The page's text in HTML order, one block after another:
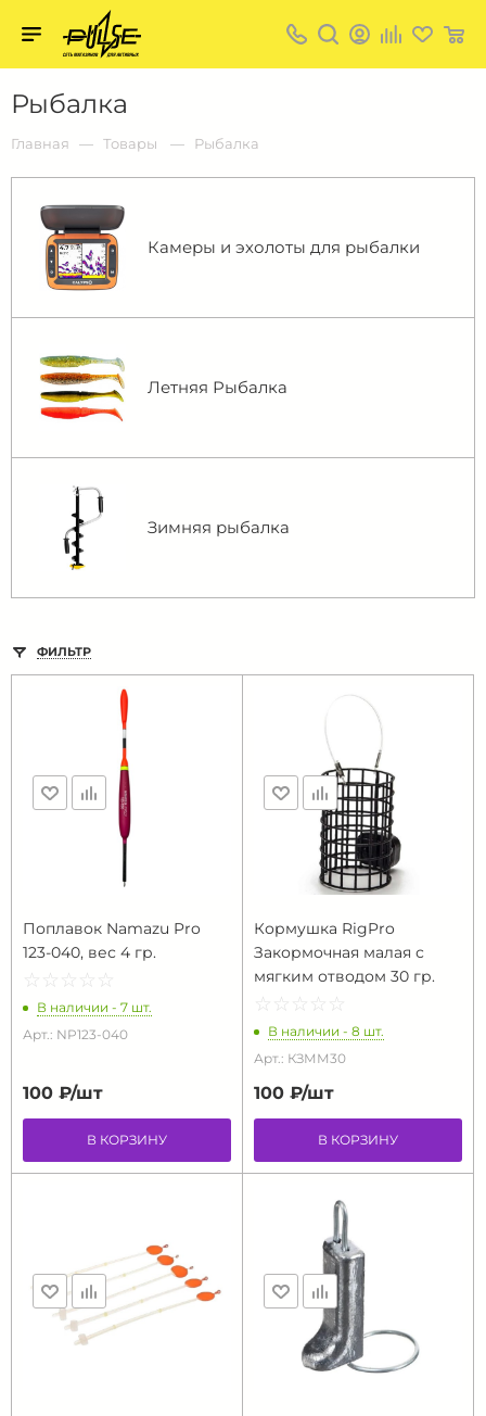
Рыбалка
пульс:
сеть
для
в
Главная Товары Рыбалка
Камеры и эхолоты для рыбалки
Летняя Рыбалка
Зимняя рыбалка
ФИЛЬТР
Поплавок Namazu Pro
123-040, вес 4 гр.
☆ ☆ ☆ ☆ ☆
★ ★ ★ ★ ★
В наличии - 7 шт.
Арт.: NP123-040
100 ₽/шт
В КОРЗИНУ
Кормушка RigPro
Закормочная малая с
мягким отводом 30 гр.
☆ ☆ ☆ ☆ ☆
★ ★ ★ ★ ★
В наличии - 8 шт.
Арт.: КЗММ30
100 ₽/шт
В КОРЗИНУ